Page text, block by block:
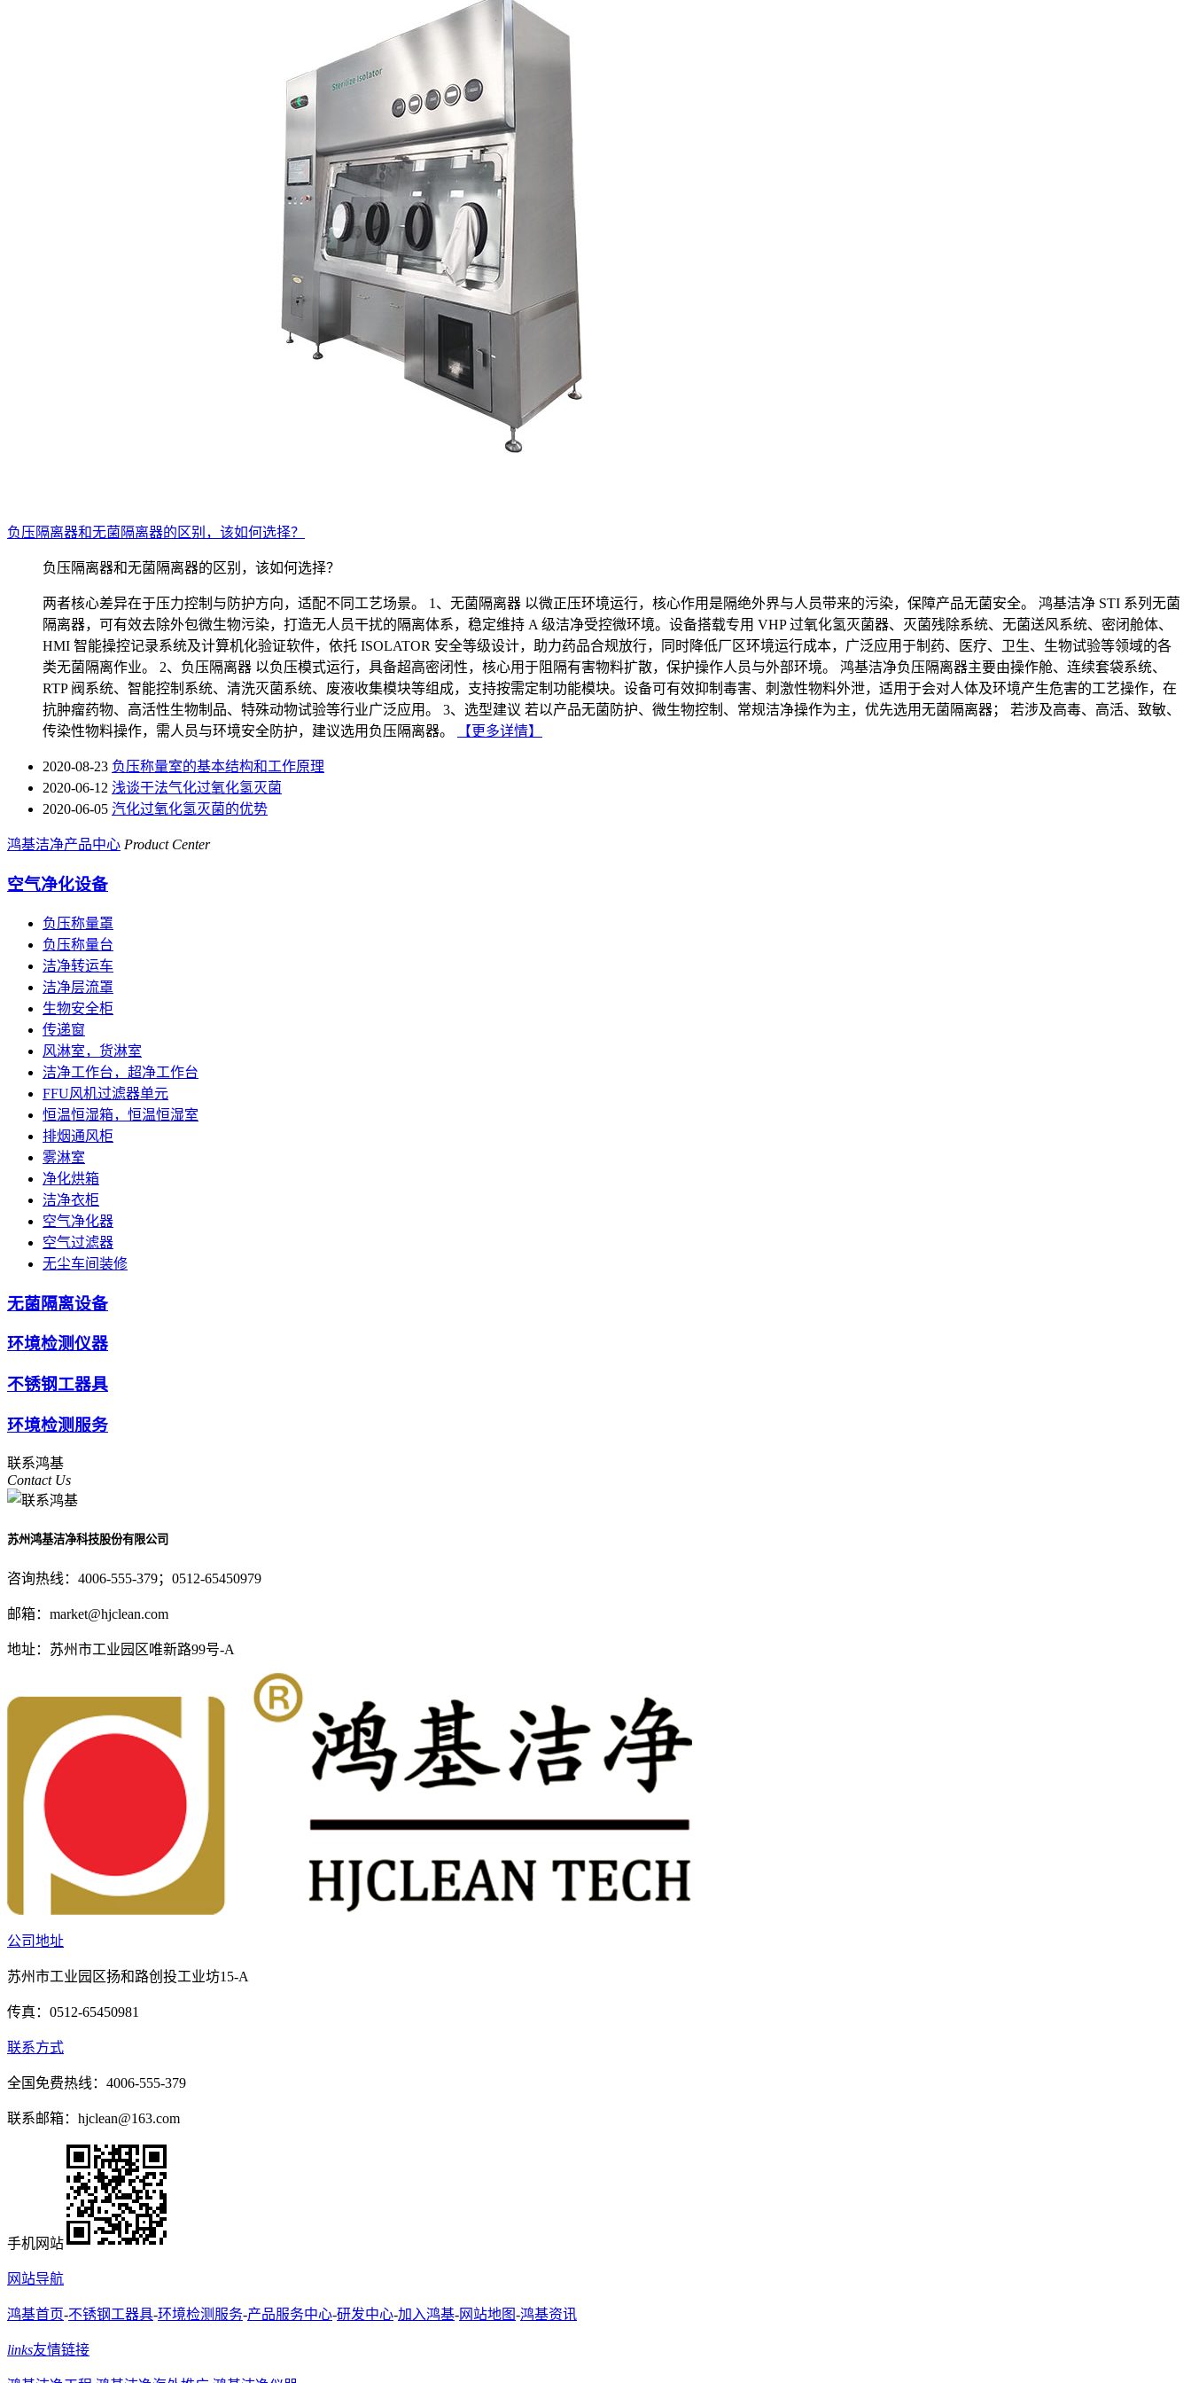
负压隔离器和无菌隔离器的区别，该如何选择？
负压隔离器和无菌隔离器的区别，该如何选择？
两者核心差异在于压力控制与防护方向，适配不同工艺场景。 1、无菌隔离器 以微正压环境运行，核心作用是隔绝外界与人员带来的污染，保障产品无菌安全。 鸿基洁净 STI 系列无菌
隔离器，可有效去除外包微生物污染，打造无人员干扰的隔离体系，稳定维持 A 级洁净受控微环境。设备搭载专用 VHP 过氧化氢灭菌器、灭菌残除系统、无菌送风系统、密闭舱体、
HMI 智能操控记录系统及计算机化验证软件，依托 ISOLATOR 安全等级设计，助力药品合规放行，同时降低厂区环境运行成本，广泛应用于制药、医疗、卫生、生物试验等领域的各
类无菌隔离作业。 2、负压隔离器 以负压模式运行，具备超高密闭性，核心用于阻隔有害物料扩散，保护操作人员与外部环境。 鸿基洁净负压隔离器主要由操作舱、连续套袋系统、
RTP 阀系统、智能控制系统、清洗灭菌系统、废液收集模块等组成，支持按需定制功能模块。设备可有效抑制毒害、刺激性物料外泄，适用于会对人体及环境产生危害的工艺操作，在
抗肿瘤药物、高活性生物制品、特殊动物试验等行业广泛应用。 3、选型建议 若以产品无菌防护、微生物控制、常规洁净操作为主，优先选用无菌隔离器； 若涉及高毒、高活、致敏、
传染性物料操作，需人员与环境安全防护，建议选用负压隔离器。
【更多详情】
2020-08-23 负压称量室的基本结构和工作原理
2020-06-12 浅谈干法气化过氧化氢灭菌
2020-06-05 汽化过氧化氢灭菌的优势
鸿基洁净产品中心 Product Center
空气净化设备
负压称量罩
负压称量台
洁净转运车
洁净层流罩
生物安全柜
传递窗
风淋室，货淋室
洁净工作台，超净工作台
FFU风机过滤器单元
恒温恒湿箱，恒温恒湿室
排烟通风柜
雾淋室
净化烘箱
洁净衣柜
空气净化器
空气过滤器
无尘车间装修
无菌隔离设备
环境检测仪器
不锈钢工器具
环境检测服务
联系鸿基
Contact Us
苏州鸿基洁净科技股份有限公司
咨询热线： 4006-555-379；0512-65450979
邮箱： market@hjclean.com
地址： 苏州市工业园区唯新路99号-A
公司地址
苏州市工业园区扬和路创投工业坊15-A
传真：0512-65450981
联系方式
全国免费热线：4006-555-379
联系邮箱：hjclean@163.com
手机网站
网站导航
鸿基首页-不锈钢工器具-环境检测服务-产品服务中心-研发中心-加入鸿基-网站地图-鸿基资讯
links友情链接